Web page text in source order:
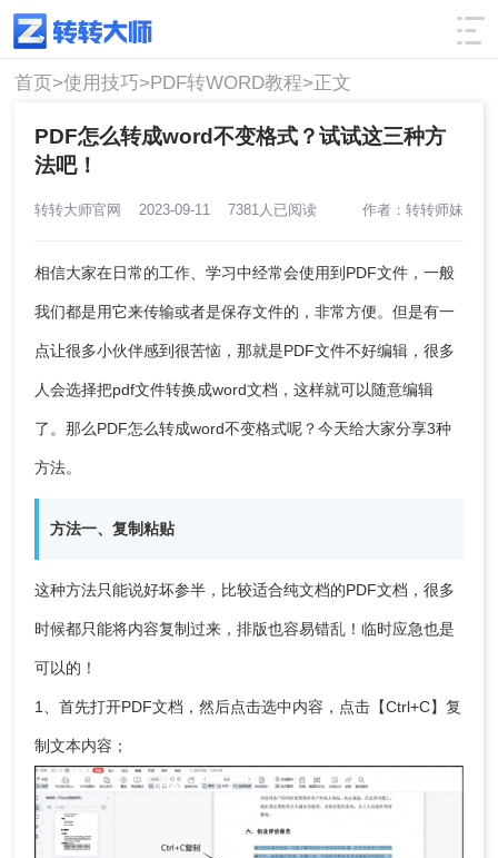
使用技巧 筛选
首页>使用技巧>PDF转WORD教程>正文
PDF怎么转成word不变格式？试试这三种方
法吧！
转转大师官网 2023-09-11 7381人已阅读 作者：转转师妹
相信大家在日常的工作、学习中经常会使用到PDF文件，一般
我们都是用它来传输或者是保存文件的，非常方便。但是有一
点让很多小伙伴感到很苦恼，那就是PDF文件不好编辑，很多
人会选择把pdf文件转换成word文档，这样就可以随意编辑
了。那么PDF怎么转成word不变格式呢？今天给大家分享3种
方法。
方法一、复制粘贴
这种方法只能说好坏参半，比较适合纯文档的PDF文档，很多
时候都只能将内容复制过来，排版也容易错乱！临时应急也是
可以的！
1、首先打开PDF文档，然后点击选中内容，点击【Ctrl+C】复
制文本内容；